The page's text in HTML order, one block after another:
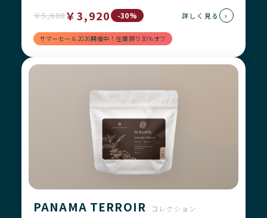
￥5,600￥3,920 -30%
サマーセール2026開催中！在庫限り30%オフ
詳しく見る ›
PANAMA TERROIR
コレクション